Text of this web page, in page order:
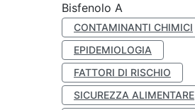
Bisfenolo A
CONTAMINANTI CHIMICI
EPIDEMIOLOGIA
FATTORI DI RISCHIO
SICUREZZA ALIMENTARE